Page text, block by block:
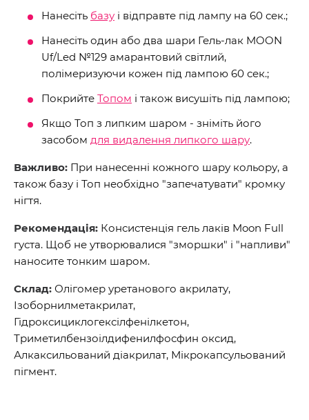
Нанесіть базу і відправте під лампу на 60 сек.;
Нанесіть один або два шари Гель-лак MOON
Uf/Led №129 амарантовий світлий,
полімеризуючи кожен під лампою 60 сек.;
Покрийте Топом і також висушіть під лампою;
Якщо Топ з липким шаром - зніміть його
засобом для видалення липкого шару.
Важливо: При нанесенні кожного шару кольору, а
також базу і Топ необхідно "запечатувати" кромку
нігтя.
Рекомендація: Консистенція гель лаків Moon Full
густа. Щоб не утворювалися "зморшки" і "напливи"
наносите тонким шаром.
Склад: Олігомер уретанового акрилату,
Ізоборнилметакрилат,
Гідроксициклогексілфенілкетон,
Триметилбензоілдифенилфосфин оксид,
Алкаксильований діакрилат, Мікрокапсульований
пігмент.